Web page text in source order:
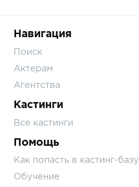
Навигация
Поиск
Актерам
Агентства
Кастинги
Все кастинги
Помощь
Как попасть в кастинг-базу
Обучение